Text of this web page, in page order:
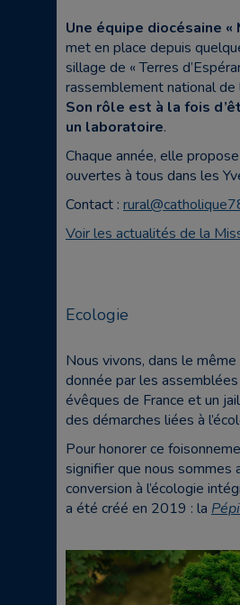
Une équipe diocésaine «
met en place depuis
sillage de « Terres
rassemblement national de
Son rôle est à la fois
un laboratoire.
Chaque année, elle
ouvertes à tous dans les
Contact :
Voir les actualités de la
Ecologie
Nous vivons, dans le
donnée par les
évêques de France et un
des démarches liées à
Pour honorer ce
signifier que nous sommes
conversion à l’écologie
a été créé en 2019 : la